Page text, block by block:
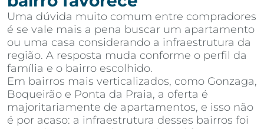
Uma dúvida muito comum entre compradores
é se vale mais a pena buscar um apartamento
ou uma casa considerando a infraestrutura da
região. A resposta muda conforme o perfil da
família e o bairro escolhido.
Em bairros mais verticalizados, como Gonzaga,
Boqueirão e Ponta da Praia, a oferta é
majoritariamente de apartamentos, e isso não
é por acaso: a infraestrutura desses bairros foi